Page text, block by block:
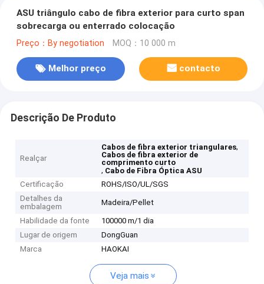
ASU triângulo cabo de fibra exterior para curto span
sobrecarga ou enterrado colocação
Preço：By negotiation MOQ：10 000 m
Melhor preço contacto
Descrição De Produto
Realçar
Cabos de fibra exterior triangulares,
Cabos de fibra exterior de
comprimento curto
, Cabo de Fibra Óptica ASU
Certificação
ROHS/ISO/UL/SGS
Detalhes da
embalagem
Madeira/Pellet
Habilidade da fonte
100000 m/1 dia
Lugar de origem
DongGuan
Marca
HAOKAI
Veja mais